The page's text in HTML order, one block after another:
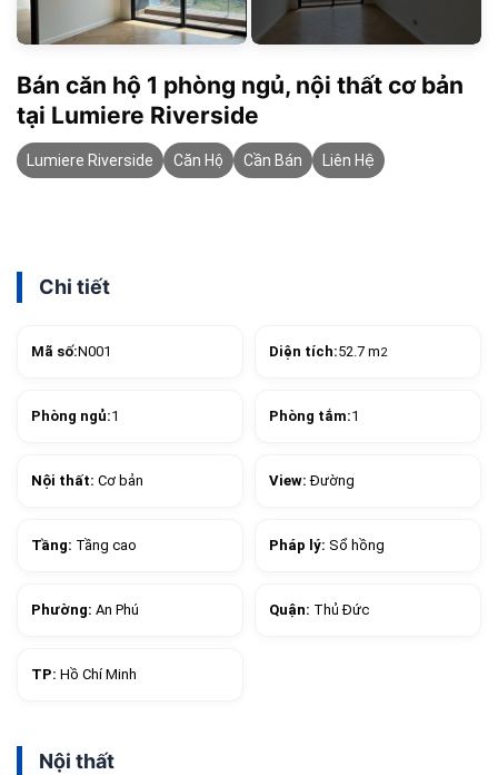
Bán căn hộ 1 phòng ngủ, nội thất cơ bản
tại Lumiere Riverside
Lumiere Riverside Căn Hộ Cần Bán Liên Hệ
Chi tiết
Mã số:N001 Diện tích:52.7 m2
Phòng ngủ:1 Phòng tắm:1
Nội thất: Cơ bản View:Đường
Tầng: Tầng cao Pháp lý: Sổ hồng
Phường: An Phú Quận: Thủ Đức
TP: Hồ Chí Minh
Nội thất